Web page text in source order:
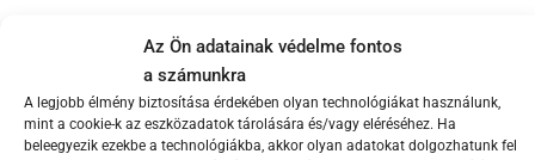
Az Ön adatainak védelme fontos
a számunkra
A legjobb élmény biztosítása érdekében olyan technológiákat használunk,
mint a cookie-k az eszközadatok tárolására és/vagy eléréséhez. Ha
beleegyezik ezekbe a technológiákba, akkor olyan adatokat dolgozhatunk fel
Kompakt kialakítás, maximális teljesítmény
A sütő akár 33 cm-es pizzák elkészítésére is alkalmas,
miközben helytakarékos kialakítása miatt kisebb
konyhákban vagy teraszokon is könnyedén elfér. Az
összecsukható lábak praktikus tárolást tesznek lehetővé, a